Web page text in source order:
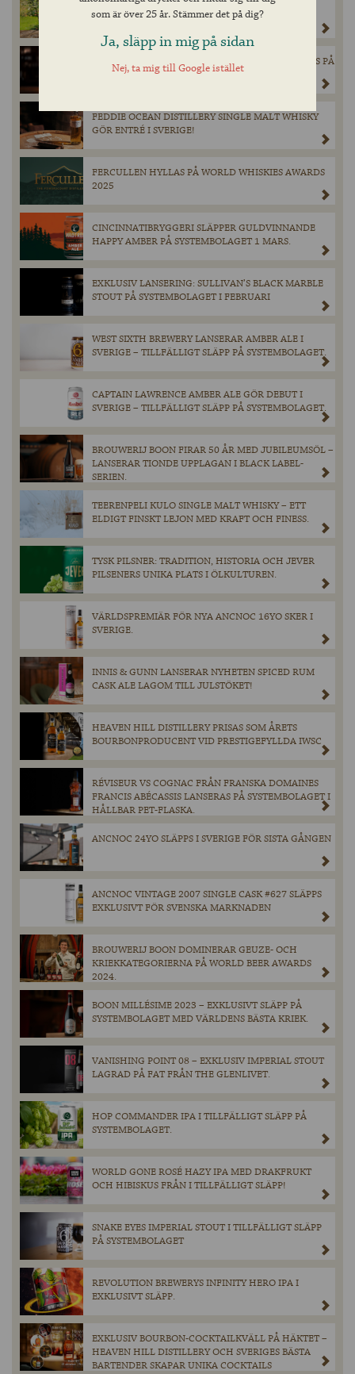
MAGNERS ORIGINAL IRISH CIDER GÖR ETT
TILLFÄLLIGT BESÖK PÅ BURK I SYSTEMBOLAGETS
SORTIMENT DEN 28 MARS.
EXKLUSIV ÖL FRÅN SCHNEIDER WEISSE LANSERAS PÅ
SYSTEMBOLAGET – ENDAST 900 FLASKOR
FEDDIE OCEAN DISTILLERY SINGLE MALT WHISKY
GÖR ENTRÉ I SVERIGE!
FERCULLEN HYLLAS PÅ WORLD WHISKIES AWARDS
2025
CINCINNATIBRYGGERI SLÄPPER GULDVINNANDE
HAPPY AMBER PÅ SYSTEMBOLAGET 1 MARS.
EXKLUSIV LANSERING: SULLIVAN’S BLACK MARBLE
STOUT PÅ SYSTEMBOLAGET I FEBRUARI
WEST SIXTH BREWERY LANSERAR AMBER ALE I
SVERIGE – TILLFÄLLIGT SLÄPP PÅ SYSTEMBOLAGET.
CAPTAIN LAWRENCE AMBER ALE GÖR DEBUT I
SVERIGE – TILLFÄLLIGT SLÄPP PÅ SYSTEMBOLAGET.
BROUWERIJ BOON FIRAR 50 ÅR MED JUBILEUMSÖL –
LANSERAR TIONDE UPPLAGAN I BLACK LABEL-
SERIEN.
TEERENPELI KULO SINGLE MALT WHISKY – ETT
ELDIGT FINSKT LEJON MED KRAFT OCH FINESS.
TYSK PILSNER: TRADITION, HISTORIA OCH JEVER
PILSENERS UNIKA PLATS I ÖLKULTUREN.
VÄRLDSPREMIÄR FÖR NYA ANCNOC 16YO SKER I
SVERIGE.
INNIS & GUNN LANSERAR NYHETEN SPICED RUM
CASK ALE LAGOM TILL JULSTÖKET!
HEAVEN HILL DISTILLERY PRISAS SOM ÅRETS
BOURBONPRODUCENT VID PRESTIGEFYLLDA IWSC
RÉVISEUR VS COGNAC FRÅN FRANSKA DOMAINES
FRANCIS ABÉCASSIS LANSERAS PÅ SYSTEMBOLAGET I
HÅLLBAR PET-FLASKA.
ANCNOC 24YO SLÄPPS I SVERIGE FÖR SISTA GÅNGEN
ANCNOC VINTAGE 2007 SINGLE CASK #627 SLÄPPS
EXKLUSIVT FÖR SVENSKA MARKNADEN
BROUWERIJ BOON DOMINERAR GEUZE- OCH
KRIEKKATEGORIERNA PÅ WORLD BEER AWARDS
2024.
BOON MILLÉSIME 2023 – EXKLUSIVT SLÄPP PÅ
SYSTEMBOLAGET MED VÄRLDENS BÄSTA KRIEK.
VANISHING POINT 08 – EXKLUSIV IMPERIAL STOUT
LAGRAD PÅ FAT FRÅN THE GLENLIVET.
HOP COMMANDER IPA I TILLFÄLLIGT SLÄPP PÅ
SYSTEMBOLAGET.
WORLD GONE ROSÉ HAZY IPA MED DRAKFRUKT
OCH HIBISKUS FRÅN I TILLFÄLLIGT SLÄPP!
SNAKE EYES IMPERIAL STOUT I TILLFÄLLIGT SLÄPP
PÅ SYSTEMBOLAGET
REVOLUTION BREWERYS INFINITY HERO IPA I
EXKLUSIVT SLÄPP.
EXKLUSIV BOURBON-COCKTAILKVÄLL PÅ HÄKTET –
HEAVEN HILL DISTILLERY OCH SVERIGES BÄSTA
BARTENDER SKAPAR UNIKA COCKTAILS
som är över 25 år. Stämmer det på dig?
Ja, släpp in mig på sidan
Nej, ta mig till Google istället